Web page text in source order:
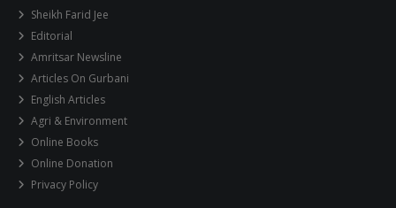
Sheikh Farid Jee
Editorial
Amritsar Newsline
Articles On Gurbani
English Articles
Agri & Environment
Online Books
Online Donation
Privacy Policy